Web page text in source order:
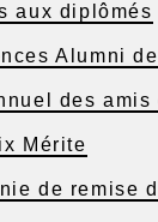
aux diplômés
Alumni
des
Mérite
de remise